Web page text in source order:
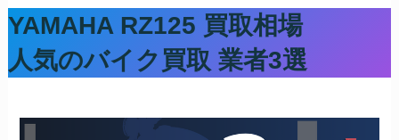
YAMAHA RZ125 買取相場
人気のバイク買取 業者3選